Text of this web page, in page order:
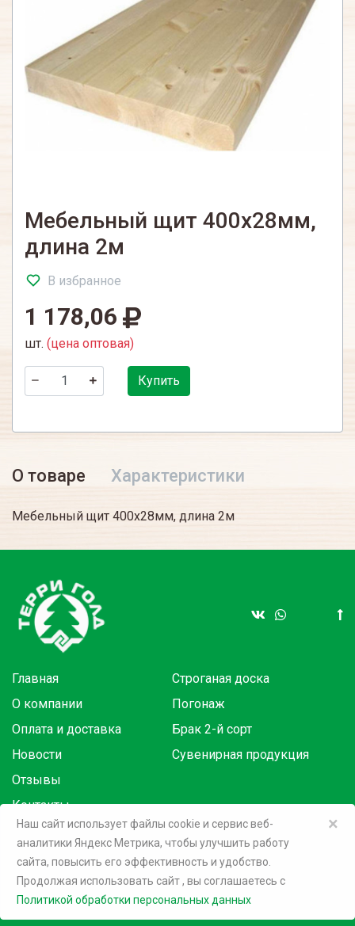
Мебельный щит 400х28мм,
длина 2м
В избранное
1 178,06
шт. (цена оптовая)
Купить
О товаре Характеристики
Мебельный щит 400х28мм, длина 2м
Главная
О компании
Оплата и доставка
Новости
Отзывы
Контакты
Строганая доска
Погонаж
Брак 2-й сорт
Сувенирная продукция
Товары в розницу на маркетплейсах:
©2026 Терри Голд
×
Наш сайт использует файлы cookie и сервис веб-
аналитики Яндекс Метрика, чтобы улучшить работу
сайта, повысить его эффективность и удобство.
Продолжая использовать сайт, вы соглашаетесь c
Политикой обработки персональных данных